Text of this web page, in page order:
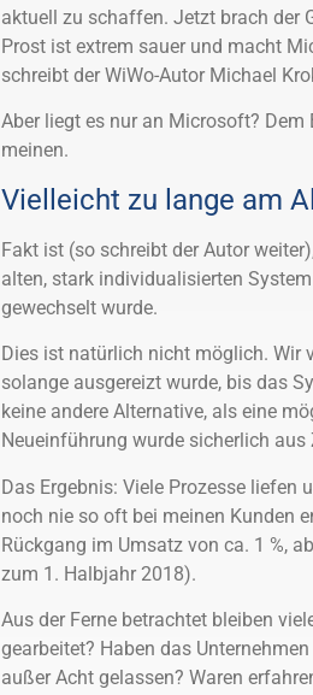
aktuell zu schaffen. Jetzt brach der
Prost ist extrem sauer und macht
schreibt der WiWo-Autor Michael
Aber liegt es nur an Microsoft?
meinen.
Vielleicht zu lange am
Fakt ist (so schreibt der Autor
alten, stark individualisierten
gewechselt wurde.
Dies ist natürlich nicht möglich. Wir
solange ausgereizt wurde, bis das
keine andere Alternative, als eine
Neueinführung wurde sicherlich aus
Das Ergebnis: Viele Prozesse liefen
noch nie so oft bei meinen Kunden
Rückgang im Umsatz von ca. 1 %,
zum 1. Halbjahr 2018).
Aus der Ferne betrachtet bleiben
gearbeitet? Haben das
außer Acht gelassen? Waren